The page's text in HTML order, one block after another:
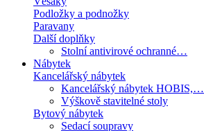
Podložky a podnožky
Paravany
Další doplňky
Stolní antivirové ochranné…
Nábytek
Kancelářský nábytek
Kancelářský nábytek HOBIS,…
Výškově stavitelné stoly
Bytový nábytek
Sedací soupravy